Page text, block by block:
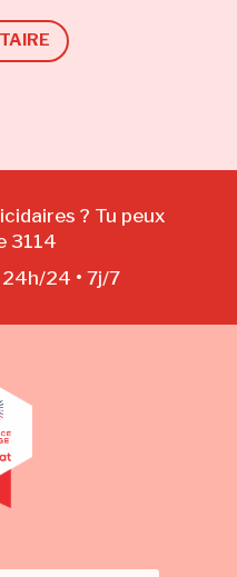
? Tu peux
3114
24 • 7j/7